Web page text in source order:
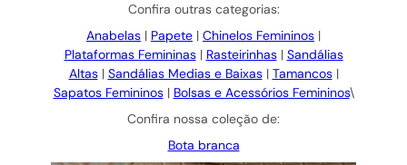
Confira outras categorias:
Anabelas | Papete | Chinelos Femininos |
Plataformas Femininas| Rasteirinhas| Sandálias
Altas| Sandálias Medias e Baixas| Tamancos|
Sapatos Femininos| Bolsas e Acessórios Femininos\
Confira nossa coleção de:
Bota branca